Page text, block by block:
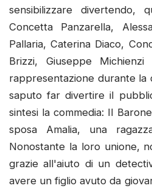
sensibilizzare divertendo,
Concetta Panzarella,
Pallaria, Caterina Diaco,
Brizzi, Giuseppe
rappresentazione durante la
saputo far divertire il
sintesi la commedia: Il
sposa Amalia, una
Nonostante la loro unione,
grazie all'aiuto di un
avere un figlio avuto da